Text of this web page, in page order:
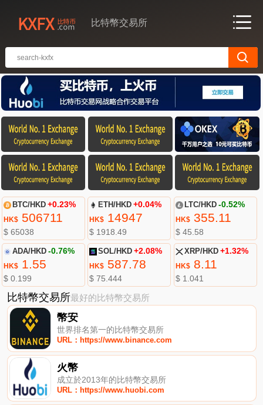
比特幣交易所
BTC/HKD +0.23%
HK$506711
$ 65038
ETH/HKD +0.04%
HK$ 14947
$ 1918.49
LTC/HKD -0.52%
HK$355.11
$ 45.58
ADA/HKD -0.76%
HK$1.55
$ 0.199
SOL/HKD +2.08%
HK$ 587.78
$ 75.444
XRP/HKD +1.32%
HK$8.11
$ 1.041
比特幣交易所最好的比特幣交易所
幣安
世界排名第一的比特幣交易所
URL：https://www.binance.com
火幣
成立於2013年的比特幣交易所
URL：https://www.huobi.com